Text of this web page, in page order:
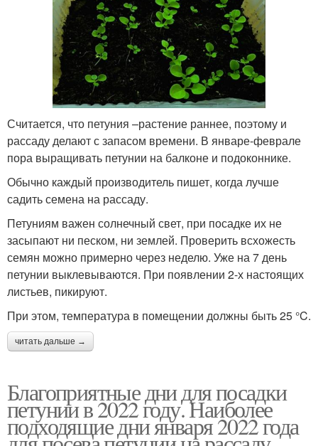
Считается, что петуния –растение раннее, поэтому и
рассаду делают с запасом времени. В январе-феврале
пора выращивать петунии на балконе и подоконнике.
Обычно каждый производитель пишет, когда лучше
садить семена на рассаду.
Петуниям важен солнечный свет, при посадке их не
засыпают ни песком, ни землей. Проверить всхожесть
семян можно примерно через неделю. Уже на 7 день
петунии выклевываются. При появлении 2-х настоящих
листьев, пикируют.
При этом, температура в помещении должны быть 25 °C.
читать дальше →
Благоприятные дни для посадки
петунии в 2022 году. Наиболее
подходящие дни января 2022 года